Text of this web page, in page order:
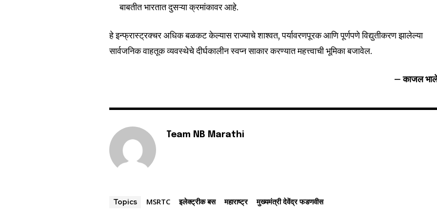
बाबतीत भारतात दुसऱ्या क्रमांकावर आहे.
हे इन्फ्रास्ट्रक्चर अधिक बळकट केल्यास राज्याचे शाश्वत, पर्यावरणपूरक आणि पूर्णपणे विद्युतीकरण झालेल्या
सार्वजनिक वाहतूक व्यवस्थेचे दीर्घकालीन स्वप्न साकार करण्यात महत्त्वाची भूमिका बजावेल.
– काजल
Team NB Marathi
Topics MSRTC इलेक्ट्रीक बस महाराष्ट्र मुख्यमंत्री देवेंद्र फडणवीस